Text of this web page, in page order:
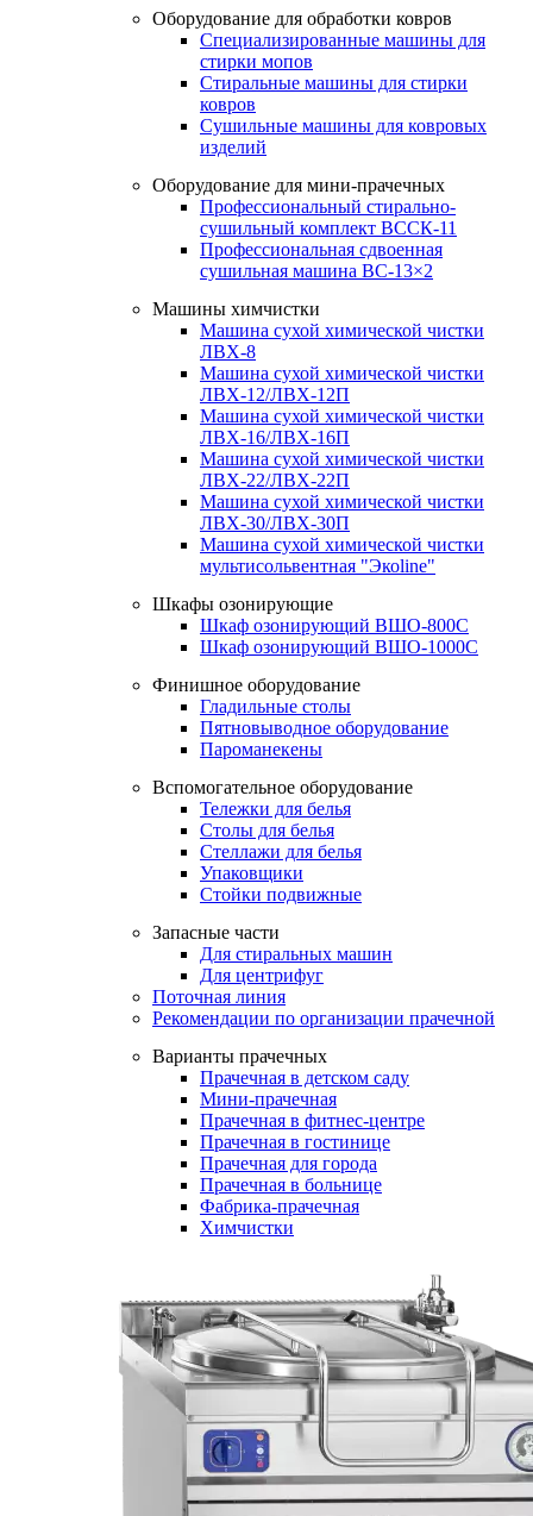
Оборудование для обработки ковров
Специализированные машины для
стирки мопов
Стиральные машины для стирки
ковров
Сушильные машины для ковровых
изделий
Оборудование для мини-прачечных
Профессиональный стирально-
сушильный комплект ВССК-11
Профессиональная сдвоенная
сушильная машина ВС-13×2
Машины химчистки
Машина сухой химической чистки
ЛВХ-8
Машина сухой химической чистки
ЛВХ-12/ЛВХ-12П
Машина сухой химической чистки
ЛВХ-16/ЛВХ-16П
Машина сухой химической чистки
ЛВХ-22/ЛВХ-22П
Машина сухой химической чистки
ЛВХ-30/ЛВХ-30П
Машина сухой химической чистки
мультисольвентная "Экоline"
Шкафы озонирующие
Шкаф озонирующий ВШО-800С
Шкаф озонирующий ВШО-1000С
Финишное оборудование
Гладильные столы
Пятновыводное оборудование
Пароманекены
Вспомогательное оборудование
Тележки для белья
Столы для белья
Стеллажи для белья
Упаковщики
Стойки подвижные
Запасные части
Для стиральных машин
Для центрифуг
Поточная линия
Рекомендации по организации прачечной
Варианты прачечных
Прачечная в детском саду
Мини-прачечная
Прачечная в фитнес-центре
Прачечная в гостинице
Прачечная для города
Прачечная в больнице
Фабрика-прачечная
Химчистки